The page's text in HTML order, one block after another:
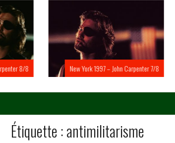
New York 1997 – John Carpenter 7/8
Étiquette :antimilitarisme